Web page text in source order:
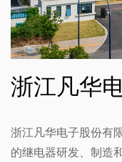
浙江凡华
浙江凡华电子股份有
的继电器研发、制造